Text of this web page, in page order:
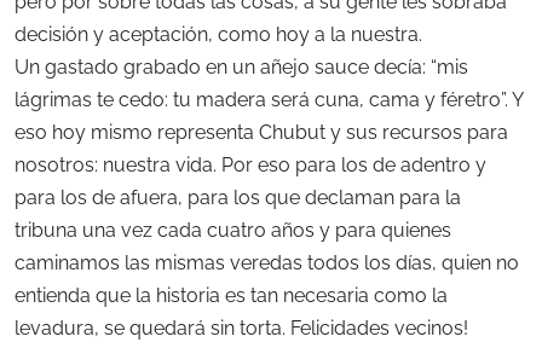
decisión y aceptación, como hoy a la nuestra.
Un gastado grabado en un añejo sauce decía: “mis
lágrimas te cedo: tu madera será cuna, cama y féretro”. Y
eso hoy mismo representa Chubut y sus recursos para
nosotros: nuestra vida. Por eso para los de adentro y
para los de afuera, para los que declaman para la
tribuna una vez cada cuatro años y para quienes
caminamos las mismas veredas todos los días, quien no
entienda que la historia es tan necesaria como la
levadura, se quedará sin torta. Felicidades vecinos!